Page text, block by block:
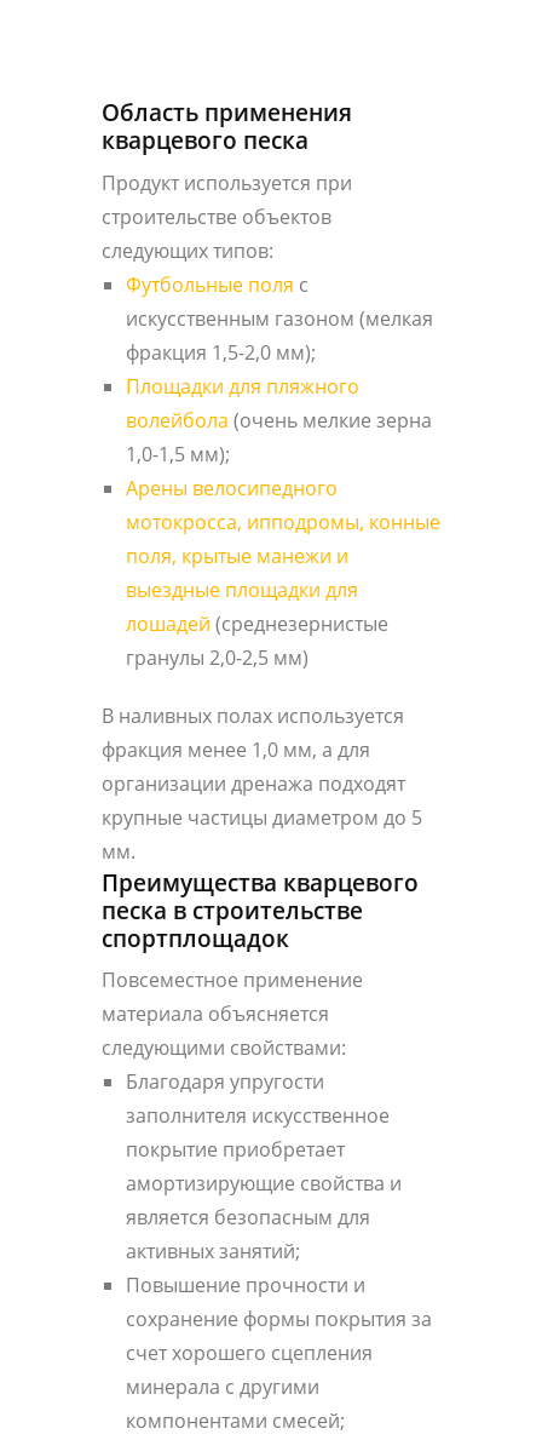
Область применения
кварцевого песка
Продукт используется при
строительстве объектов
следующих типов:
Футбольные поля с
искусственным газоном (мелкая
фракция 1,5-2,0 мм);
Площадки для пляжного
волейбола (очень мелкие зерна
1,0-1,5 мм);
Арены велосипедного
мотокросса, ипподромы, конные
поля, крытые манежи и
выездные площадки для
лошадей (среднезернистые
гранулы 2,0-2,5 мм)
В наливных полах используется
фракция менее 1,0 мм, а для
организации дренажа подходят
крупные частицы диаметром до 5
мм.
Преимущества кварцевого
песка в строительстве
спортплощадок
Повсеместное применение
материала объясняется
следующими свойствами:
Благодаря упругости
заполнителя искусственное
покрытие приобретает
амортизирующие свойства и
является безопасным для
активных занятий;
Повышение прочности и
сохранение формы покрытия за
счет хорошего сцепления
минерала с другими
компонентами смесей;